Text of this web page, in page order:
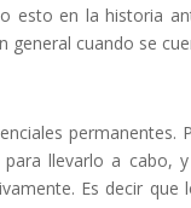
esto en la historia
general cuando se
permanentes.
llevarlo a cabo,
Es decir que